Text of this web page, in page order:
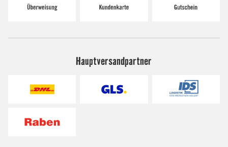
Hauptversandpartner